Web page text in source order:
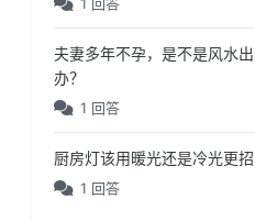
夫妻多年不孕，是不是风水
办？
1 回答
厨房灯该用暖光还是冷光更招
1 回答